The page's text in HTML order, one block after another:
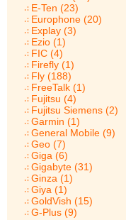
E-Ten (23)
Europhone (20)
Explay (3)
Ezio (1)
FIC (4)
Firefly (1)
Fly (188)
FreeTalk (1)
Fujitsu (4)
Fujitsu Siemens (2)
Garmin (1)
General Mobile (9)
Geo (7)
Giga (6)
Gigabyte (31)
Ginza (1)
Giya (1)
GoldVish (15)
G-Plus (9)